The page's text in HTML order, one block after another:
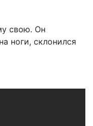
свою. Он
ноги, склонился